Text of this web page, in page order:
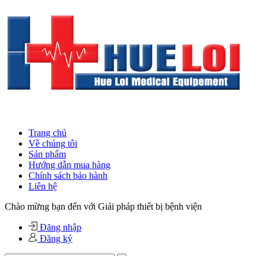
Trang chủ
Về chúng tôi
Sản phẩm
Hướng dẫn mua hàng
Chính sách bảo hành
Liên hệ
Chào mừng bạn đến với Giải pháp thiết bị bệnh viện
Đăng nhập
Đăng ký